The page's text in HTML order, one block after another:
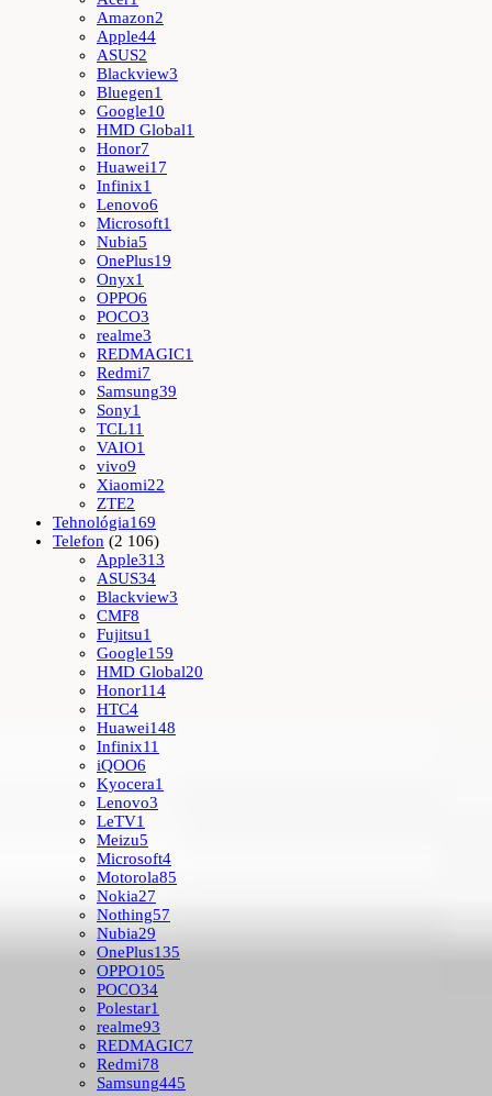
Amazon2
Apple44
ASUS2
Blackview3
Bluegen1
Google10
HMD Global1
Honor7
Huawei17
Infinix1
Lenovo6
Microsoft1
Nubia5
OnePlus19
Onyx1
OPPO6
POCO3
realme3
REDMAGIC1
Redmi7
Samsung39
Sony1
TCL11
VAIO1
vivo9
Xiaomi22
ZTE2
Tehnológia169
Telefon (2 106)
Apple313
ASUS34
Blackview3
CMF8
Fujitsu1
Google159
HMD Global20
Honor114
HTC4
Huawei148
Infinix11
iQOO6
Kyocera1
Lenovo3
LeTV1
Meizu5
Microsoft4
Motorola85
Nokia27
Nothing57
Nubia29
OnePlus135
OPPO105
POCO34
Polestar1
realme93
REDMAGIC7
Redmi78
Samsung445